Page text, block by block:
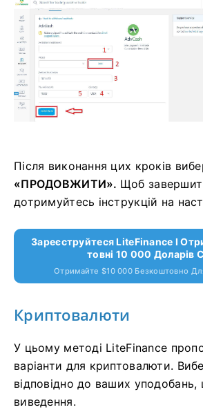
Після виконання цих кроків
«ПРОДОВЖИТИ». Щоб
дотримуйтесь інструкцій на
Зареєструйтеся LiteFinance І
Товні 10 000 Доларів
Отримайте $10 000 Безкоштовно
Криптовалюти
У цьому методі LiteFinance
варіанти для криптовалюти.
відповідно до ваших
виведення.